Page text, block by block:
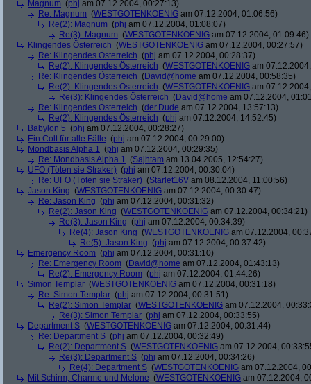
Magnum (phj am 07.12.2004, 00:27:13)
Re: Magnum (WESTGOTENKOENIG am 07.12.2004, 01:06:56)
Re(2): Magnum (phj am 07.12.2004, 01:08:07)
Re(3): Magnum (WESTGOTENKOENIG am 07.12.2004, 01:09:46)
Klingendes Österreich (WESTGOTENKOENIG am 07.12.2004, 00:27:57)
Re: Klingendes Österreich (phj am 07.12.2004, 00:28:37)
Re(2): Klingendes Österreich (WESTGOTENKOENIG am
Re: Klingendes Österreich (David@home am 07.12.2004, 00:58:35)
Re(2): Klingendes Österreich (WESTGOTENKOENIG am
Re(3): Klingendes Österreich (David@home am 07.12.2004,
Re: Klingendes Österreich (der.Dude am 07.12.2004, 13:57:13)
Re(2): Klingendes Österreich (phj am 07.12.2004, 14:52:45)
Babylon 5 (phj am 07.12.2004, 00:28:27)
Ein Colt für alle Fälle (phj am 07.12.2004, 00:29:00)
Mondbasis Alpha 1 (phj am 07.12.2004, 00:29:35)
Re: Mondbasis Alpha 1 (Sajhtam am 13.04.2005, 12:54:27)
UFO (Töten sie Straker) (phj am 07.12.2004, 00:30:04)
Re: UFO (Töten sie Straker) (Starlet16V am 08.12.2004, 11:00:56)
Jason King (WESTGOTENKOENIG am 07.12.2004, 00:30:47)
Re: Jason King (phj am 07.12.2004, 00:31:32)
Re(2): Jason King (WESTGOTENKOENIG am 07.12.2004, 00:34:21)
Re(3): Jason King (phj am 07.12.2004, 00:34:39)
Re(4): Jason King (WESTGOTENKOENIG am 07.12.2004,
Re(5): Jason King (phj am 07.12.2004, 00:37:42)
Emergency Room (phj am 07.12.2004, 00:31:10)
Re: Emergency Room (David@home am 07.12.2004, 01:43:13)
Re(2): Emergency Room (phj am 07.12.2004, 01:44:26)
Simon Templar (WESTGOTENKOENIG am 07.12.2004, 00:31:18)
Re: Simon Templar (phj am 07.12.2004, 00:31:51)
Re(2): Simon Templar (WESTGOTENKOENIG am 07.12.2004,
Re(3): Simon Templar (phj am 07.12.2004, 00:33:55)
Department S (WESTGOTENKOENIG am 07.12.2004, 00:31:44)
Re: Department S (phj am 07.12.2004, 00:32:49)
Re(2): Department S (WESTGOTENKOENIG am 07.12.2004,
Re(3): Department S (phj am 07.12.2004, 00:34:26)
Re(4): Department S (WESTGOTENKOENIG am 07.12.2004,
Mit Schirm, Charme und Melone (WESTGOTENKOENIG am 07.12.2004,